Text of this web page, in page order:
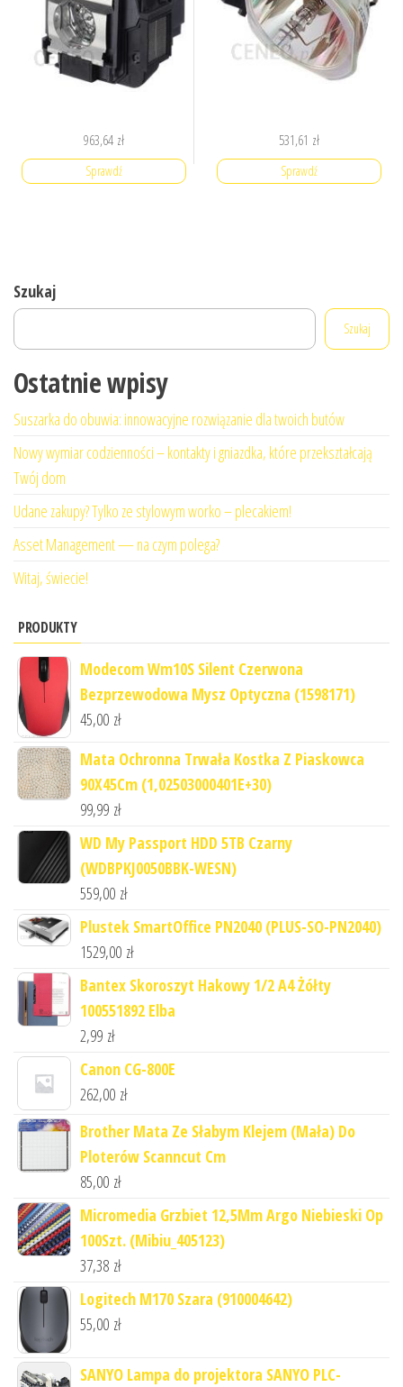
963,64 zł
Sprawdź
531,61 zł
Sprawdź
Szukaj
Szukaj
Ostatnie wpisy
Suszarka do obuwia: innowacyjne rozwiązanie dla twoich butów
Nowy wymiar codzienności – kontakty i gniazdka, które przekształcają
Twój dom
Udane zakupy? Tylko ze stylowym worko – plecakiem!
Asset Management — na czym polega?
Witaj, świecie!
PRODUKTY
Modecom Wm10S Silent Czerwona
Bezprzewodowa Mysz Optyczna (1598171)
45,00 zł
Mata Ochronna Trwała Kostka Z Piaskowca
90X45Cm (1,02503000401E+30)
99,99 zł
WD My Passport HDD 5TB Czarny
(WDBPKJ0050BBK-WESN)
559,00 zł
Plustek SmartOffice PN2040 (PLUS-SO-PN2040)
1529,00 zł
Bantex Skoroszyt Hakowy 1/2 A4 Żółty
100551892 Elba
2,99 zł
Canon CG-800E
262,00 zł
Brother Mata Ze Słabym Klejem (Mała) Do
Ploterów Scanncut Cm
85,00 zł
Micromedia Grzbiet 12,5Mm Argo Niebieski Op
100Szt. (Mibiu_405123)
37,38 zł
Logitech M170 Szara (910004642)
55,00 zł
SANYO Lampa do projektora SANYO PLC-